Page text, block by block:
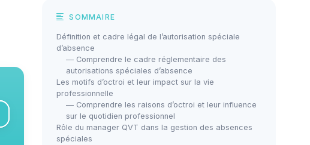
SOMMAIRE
Définition et cadre légal de l’autorisation spéciale
d’absence
— Comprendre le cadre réglementaire des
autorisations spéciales d’absence
Les motifs d’octroi et leur impact sur la vie
professionnelle
— Comprendre les raisons d’octroi et leur influence
sur le quotidien professionnel
Rôle du manager QVT dans la gestion des absences
spéciales